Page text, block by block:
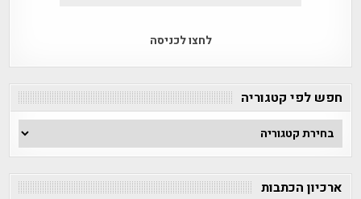
לחצו לכניסה
חפש לפי קטגוריה
חפש
לפי
ארכיון הכתבות